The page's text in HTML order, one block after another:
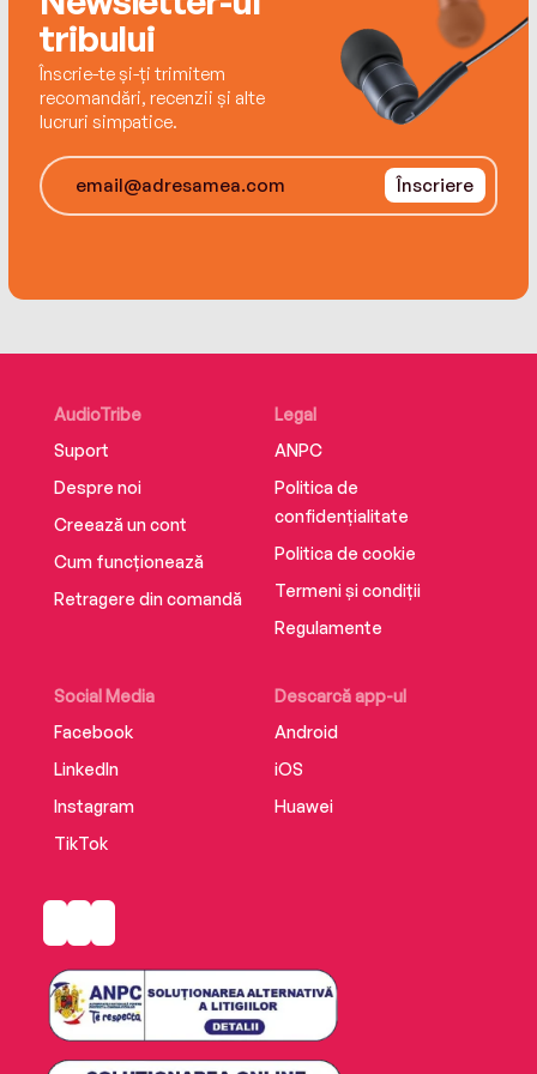
tribului
Înscrie-te și-ți trimitem
recomandări, recenzii și alte
lucruri simpatice.
Înscriere
AudioTribe
Suport
Despre noi
Creează un cont
Cum funcționează
Retragere din comandă
Social Media
Facebook
LinkedIn
Instagram
TikTok
Descarcă app-ul
Android
iOS
Huawei
Legal
ANPC
Politica de
confidențialitate
Politica de cookie
Termeni și condiții
Regulamente